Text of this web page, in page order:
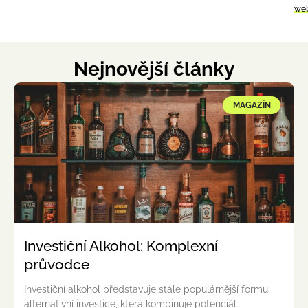
Nejnovější články
MAGAZÍN
Investiční Alkohol: Komplexní
průvodce
Investiční alkohol představuje stále populárnější formu
alternativní investice, která kombinuje potenciál